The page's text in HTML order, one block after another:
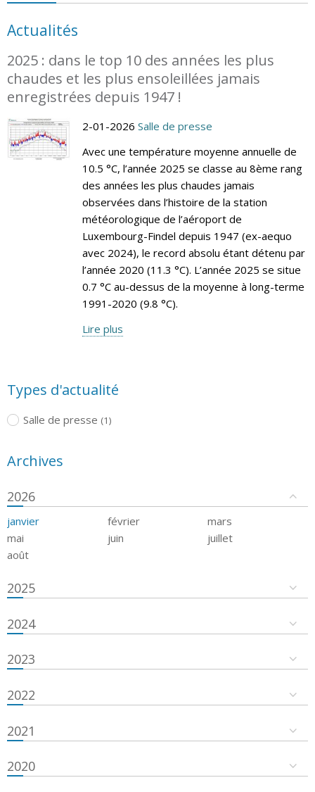
Actualités
2025 : dans le top 10 des années les plus
chaudes et les plus ensoleillées jamais
enregistrées depuis 1947 !
2-01-2026 Salle de presse
Avec une température moyenne annuelle de
10.5 °C, l’année 2025 se classe au 8ème rang
des années les plus chaudes jamais
observées dans l’histoire de la station
météorologique de l’aéroport de
Luxembourg-Findel depuis 1947 (ex-aequo
avec 2024), le record absolu étant détenu par
l’année 2020 (11.3 °C). L’année 2025 se situe
0.7 °C au-dessus de la moyenne à long-terme
1991-2020 (9.8 °C).
Lire plus
Types d'actualité
Salle de presse (1)
Archives
2026
janvier février
mars
mai
juin
juillet
août
2025
2024
2023
2022
2021
2020